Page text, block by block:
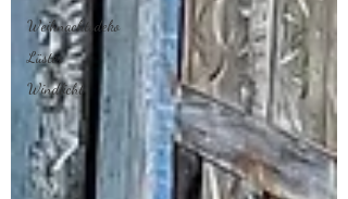
Weihnachtsdeko
Lüster
Windlicht